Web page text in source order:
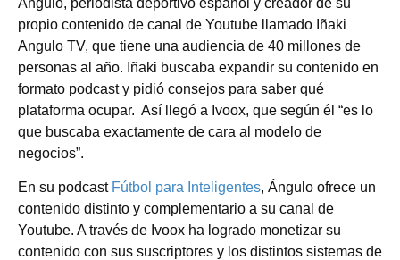
propio contenido de canal de Youtube llamado Iñaki
Angulo TV, que tiene una audiencia de 40 millones de
personas al año. Iñaki buscaba expandir su contenido en
formato podcast y pidió consejos para saber qué
plataforma ocupar. Así llegó a Ivoox, que según él “es lo
que buscaba exactamente de cara al modelo de
negocios”.
En su podcast Fútbol para Inteligentes, Ángulo ofrece un
contenido distinto y complementario a su canal de
Youtube. A través de Ivoox ha logrado monetizar su
contenido con sus suscriptores y los distintos sistemas de